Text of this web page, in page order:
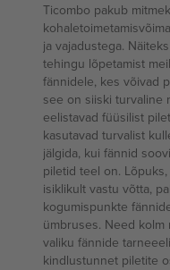
Ticombo pakub
ja vajadustega.
tehingu lõpetamist
fännidele, kes võivad
see on siiski turvaline
eelistavad füüsilist
kasutavad turvalist
jälgida, kui fännid
piletid teel on.
isiklikult vastu võtta,
kogumispunkte
ümbruses. Need kolm
valiku fännide
kindlustunnet piletite